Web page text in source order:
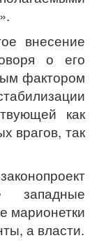
внесение
о его
фактором
как
врагов, так
марионетки
а власти.